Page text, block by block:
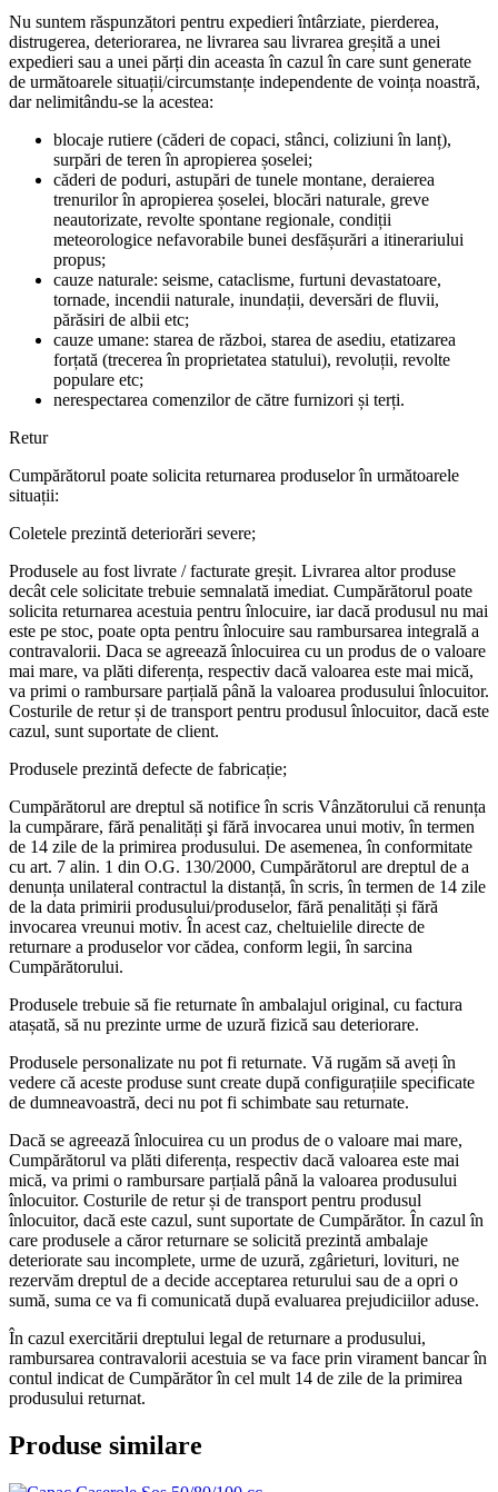
Nu suntem răspunzători pentru expedieri întârziate, pierderea,
distrugerea, deteriorarea, ne livrarea sau livrarea greșită a unei
expedieri sau a unei părți din aceasta în cazul în care sunt generate
de următoarele situații/circumstanțe independente de voința noastră,
dar nelimitându-se la acestea:
blocaje rutiere (căderi de copaci, stânci, coliziuni în lanț),
surpări de teren în apropierea șoselei;
căderi de poduri, astupări de tunele montane, deraierea
trenurilor în apropierea șoselei, blocări naturale, greve
neautorizate, revolte spontane regionale, condiții
meteorologice nefavorabile bunei desfășurări a itinerariului
propus;
cauze naturale: seisme, cataclisme, furtuni devastatoare,
tornade, incendii naturale, inundații, deversări de fluvii,
părăsiri de albii etc;
cauze umane: starea de război, starea de asediu, etatizarea
forțată (trecerea în proprietatea statului), revoluții, revolte
populare etc;
nerespectarea comenzilor de către furnizori și terți.
Retur
Cumpărătorul poate solicita returnarea produselor în următoarele
situații:
Coletele prezintă deteriorări severe;
Produsele au fost livrate / facturate greșit. Livrarea altor produse
decât cele solicitate trebuie semnalată imediat. Cumpărătorul poate
solicita returnarea acestuia pentru înlocuire, iar dacă produsul nu mai
este pe stoc, poate opta pentru înlocuire sau rambursarea integrală a
contravalorii. Daca se agreează înlocuirea cu un produs de o valoare
mai mare, va plăti diferența, respectiv dacă valoarea este mai mică,
va primi o rambursare parțială până la valoarea produsului înlocuitor.
Costurile de retur și de transport pentru produsul înlocuitor, dacă este
cazul, sunt suportate de client.
Produsele prezintă defecte de fabricație;
Cumpărătorul are dreptul să notifice în scris Vânzătorului că renunța
la cumpărare, fără penalități şi fără invocarea unui motiv, în termen
de 14 zile de la primirea produsului. De asemenea, în conformitate
cu art. 7 alin. 1 din O.G. 130/2000, Cumpărătorul are dreptul de a
denunța unilateral contractul la distanță, în scris, în termen de 14 zile
de la data primirii produsului/produselor, fără penalități și fără
invocarea vreunui motiv. În acest caz, cheltuielile directe de
returnare a produselor vor cădea, conform legii, în sarcina
Cumpărătorului.
Produsele trebuie să fie returnate în ambalajul original, cu factura
atașată, să nu prezinte urme de uzură fizică sau deteriorare.
Produsele personalizate nu pot fi returnate. Vă rugăm să aveți în
vedere că aceste produse sunt create după configurațiile specificate
de dumneavoastră, deci nu pot fi schimbate sau returnate.
Dacă se agreează înlocuirea cu un produs de o valoare mai mare,
Cumpărătorul va plăti diferența, respectiv dacă valoarea este mai
mică, va primi o rambursare parțială până la valoarea produsului
înlocuitor. Costurile de retur și de transport pentru produsul
înlocuitor, dacă este cazul, sunt suportate de Cumpărător. În cazul în
care produsele a căror returnare se solicită prezintă ambalaje
deteriorate sau incomplete, urme de uzură, zgârieturi, lovituri, ne
rezervăm dreptul de a decide acceptarea returului sau de a opri o
sumă, suma ce va fi comunicată după evaluarea prejudiciilor aduse.
În cazul exercitării dreptului legal de returnare a produsului,
rambursarea contravalorii acestuia se va face prin virament bancar în
contul indicat de Cumpărător în cel mult 14 de zile de la primirea
produsului returnat.
Produse similare